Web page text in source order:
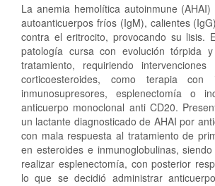
La anemia hemolítica autoinmune
autoanticuerpos fríos (IgM), calientes
contra el eritrocito, provocando su lisis.
patología cursa con evolución tórpida
tratamiento, requiriendo
corticoesteroides, como terapia con
inmunosupresores, esplenectomía o
anticuerpo monoclonal anti CD20.
un lactante diagnosticado de AHAI por
con mala respuesta al tratamiento de
en esteroides e inmunoglobulinas,
realizar esplenectomía, con posterior
lo que se decidió administrar